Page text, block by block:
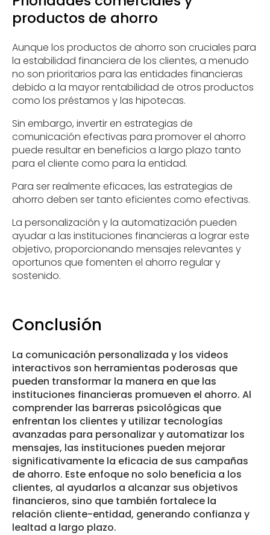
productos de ahorro
Aunque los productos de ahorro son cruciales para
la estabilidad financiera de los clientes, a menudo
no son prioritarios para las entidades financieras
debido a la mayor rentabilidad de otros productos
como los préstamos y las hipotecas.
Sin embargo, invertir en estrategias de
comunicación efectivas para promover el ahorro
puede resultar en beneficios a largo plazo tanto
para el cliente como para la entidad.
Para ser realmente eficaces, las estrategias de
ahorro deben ser tanto eficientes como efectivas.
La personalización y la automatización pueden
ayudar a las instituciones financieras a lograr este
objetivo, proporcionando mensajes relevantes y
oportunos que fomenten el ahorro regular y
sostenido.
Conclusión
La comunicación personalizada y los videos
interactivos son herramientas poderosas que
pueden transformar la manera en que las
instituciones financieras promueven el ahorro. Al
comprender las barreras psicológicas que
enfrentan los clientes y utilizar tecnologías
avanzadas para personalizar y automatizar los
mensajes, las instituciones pueden mejorar
significativamente la eficacia de sus campañas
de ahorro. Este enfoque no solo beneficia a los
clientes, al ayudarlos a alcanzar sus objetivos
financieros, sino que también fortalece la
relación cliente-entidad, generando confianza y
lealtad a largo plazo.